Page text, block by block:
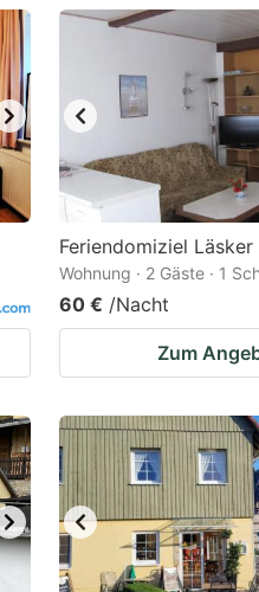
question
mark
key
get
keyboard
shortcuts
for
changing
Feriendomiziel Läsker
Wohnung · 2 Gäste · 1
60 € /Nacht
Zum